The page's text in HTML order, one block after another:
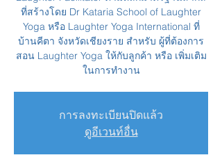
ที่สร้างโดย Dr Kataria School of Laughter
Yoga หรือ Laughter Yoga International ที่
บ้านคีตา จังหวัดเชียงราย สำหรับ ผู้ที่ต้องการ
สอน Laughter Yoga ให้กับลูกค้า หรือ เพิ่มเติม
ในการทำงาน
การลงทะเบียนปิดแล้ว
ดูอีเวนท์อื่น